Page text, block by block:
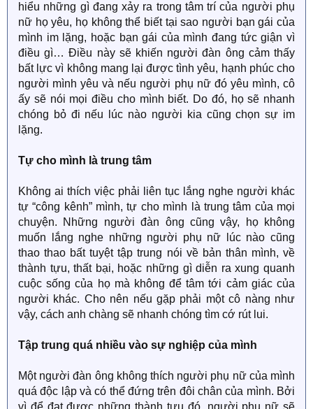
hiểu những gì đang xảy ra trong tâm trí của người phụ
nữ họ yêu, họ không thể biết tại sao người bạn gái của
mình im lặng, hoặc bạn gái của mình đang tức giận vì
điều gì… Điều này sẽ khiến người đàn ông cảm thấy
bất lực vì không mang lại được tình yêu, hạnh phúc cho
người mình yêu và nếu người phụ nữ đó yêu mình, cô
ấy sẽ nói mọi điều cho mình biết. Do đó, họ sẽ nhanh
chóng bỏ đi nếu lúc nào người kia cũng chọn sự im
lặng.
Tự cho mình là trung tâm
Không ai thích việc phải liên tục lắng nghe người khác
tự “công kênh” mình, tự cho mình là trung tâm của mọi
chuyện. Những người đàn ông cũng vậy, họ không
muốn lắng nghe những người phụ nữ lúc nào cũng
thao thao bất tuyệt tập trung nói về bản thân mình, về
thành tựu, thất bại, hoặc những gì diễn ra xung quanh
cuộc sống của họ mà không để tâm tới cảm giác của
người khác. Cho nên nếu gặp phải một cô nàng như
vậy, cách anh chàng sẽ nhanh chóng tìm cớ rút lui.
Tập trung quá nhiều vào sự nghiệp của mình
Một người đàn ông không thích người phụ nữ của mình
quá độc lập và có thể đứng trên đôi chân của mình. Bởi
vì để đạt được những thành tựu đó, người phụ nữ sẽ